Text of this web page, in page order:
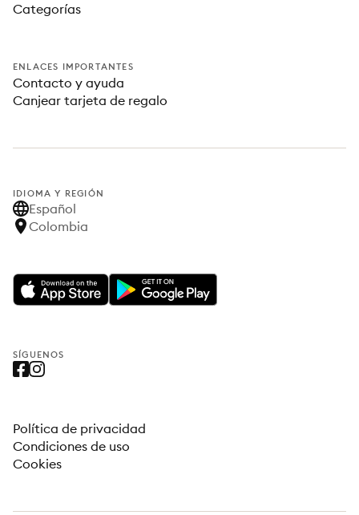
Categorías
ENLACES IMPORTANTES
Contacto y ayuda
Canjear tarjeta de regalo
IDIOMA Y REGIÓN
Español
Colombia
SÍGUENOS
Política de privacidad
Condiciones de uso
Cookies